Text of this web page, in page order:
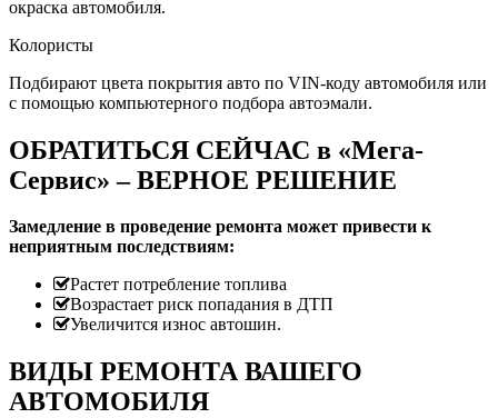
окраска автомобиля.
Колористы
Подбирают цвета покрытия авто по VIN-коду автомобиля или
с помощью компьютерного подбора автоэмали.
ОБРАТИТЬСЯ СЕЙЧАС в «Мега-
Сервис» – ВЕРНОЕ РЕШЕНИЕ
Замедление в проведение ремонта может привести к
неприятным последствиям:
Растет потребление топлива
Возрастает риск попадания в ДТП
Увеличится износ автошин.
ВИДЫ РЕМОНТА ВАШЕГО
АВТОМОБИЛЯ